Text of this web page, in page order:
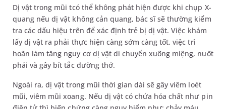
Dị vật trong mũi tcó thể không phát hiện được khi chụp X-
quang nếu dị vật không cản quang, bác sĩ sẽ thường kiểm
tra các dấu hiệu trên để xác định trẻ bị dị vật. Việc khám
lấy dị vật ra phải thực hiện càng sớm càng tốt, việc trì
hoãn làm tăng nguy cơ dị vật di chuyển xuống miệng, nuốt
phải và gây bít tắc đường thở.
Ngoài ra, dị vật trong mũi thời gian dài sẽ gây viêm loét
mũi, viêm mũi xoang. Nếu dị vật có chứa hóa chất như pin